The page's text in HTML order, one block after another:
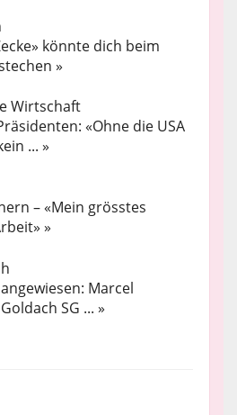
könnte dich beim
»
«Ohne die USA
... »
– «Mein grösstes
»
Marcel
SG ... »